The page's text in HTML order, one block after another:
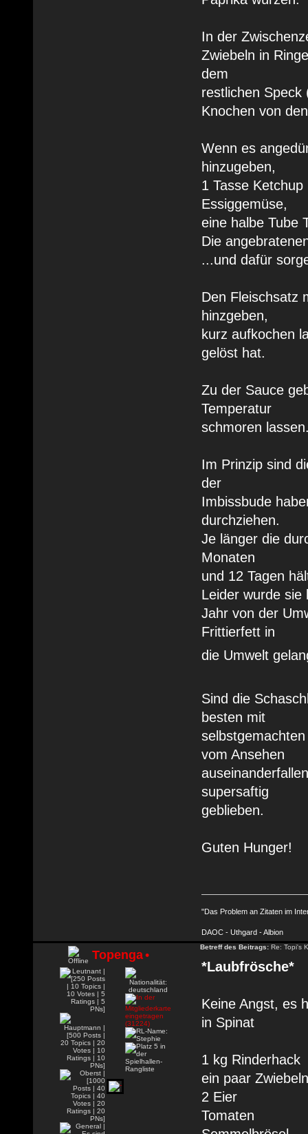
In der
Zwiebeln in
dem
restlichen Speck
Knochen von
Wenn es
hinzugeben,
1 Tasse
Essiggemüse,
eine halbe Tube
Die
...und dafür
Den Fleischsatz
hinzgeben,
kurz aufkochen
gelöst hat.
Zu der Sauce
Temperatur
schmoren
Im Prinzip sind
der
Imbissbude
durchziehen.
Je länger die
Monaten
und 12 Tagen
Leider wurde sie
Jahr von der
Frittierfett in
die Umwelt
Sind die
besten mit
vom Ansehen
supersaftig
geblieben.
Guten Hunger!
"Das Problem an Zitaten im
DAOC - Uthgard - Albion
Topenga•
Betreff des Beitrags: Re: Topi's
*Laubfrösche*
Keine Angst, es
in Spinat
1 kg Rinderhack
ein paar Zwiebeln
2 Eier
Tomaten